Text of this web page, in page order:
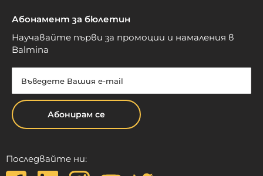
Абонамент за бюлетин
Научавайте първи за промоции и намаления в
Balmina
Абонирам се
Последвайте ни: